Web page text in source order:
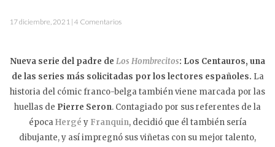
17 diciembre, 2021 | 4 Comentarios
Nueva serie del padre de Los Hombrecitos: Los Centauros, una
de las series más solicitadas por los lectores españoles. La
historia del cómic franco-belga también viene marcada por las
huellas de Pierre Seron. Contagiado por sus referentes de la
épocaHergé y Franquin, decidió que él también sería
dibujante, y así impregnó sus viñetas con su mejor talento,